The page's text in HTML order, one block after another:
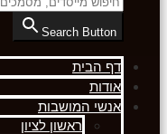
Search Button
דף הבית
אודות
אנשי המושבות
ראשון לציון